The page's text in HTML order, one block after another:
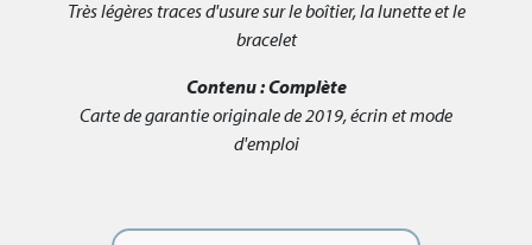
Très légères traces d'usure sur le boîtier, la lunette et le
bracelet
Contenu :Complète
Carte de garantie originale de 2019, écrin et mode
d'emploi